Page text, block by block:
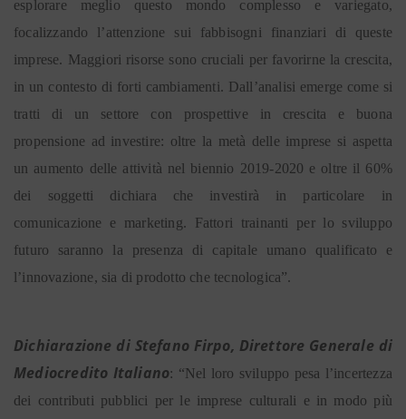
esplorare meglio questo mondo complesso e variegato,
focalizzando l’attenzione sui fabbisogni finanziari di queste
imprese. Maggiori risorse sono cruciali per favorirne la crescita,
in un contesto di forti cambiamenti. Dall’analisi emerge come si
tratti di un settore con prospettive in crescita e buona
propensione ad investire: oltre la metà delle imprese si aspetta
un aumento delle attività nel biennio 2019-2020 e oltre il 60%
dei soggetti dichiara che investirà in particolare in
comunicazione e marketing. Fattori trainanti per lo sviluppo
futuro saranno la presenza di capitale umano qualificato e
l’innovazione, sia di prodotto che tecnologica”.
Dichiarazione di Stefano Firpo, Direttore Generale di
Mediocredito Italiano: “Nel loro sviluppo pesa l’incertezza
dei contributi pubblici per le imprese culturali e in modo più